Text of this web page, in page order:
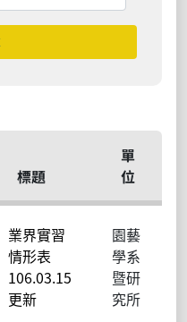
標題
單
位
業界實習
情形表
106.03.15
更新
園藝
學系
暨研
究所